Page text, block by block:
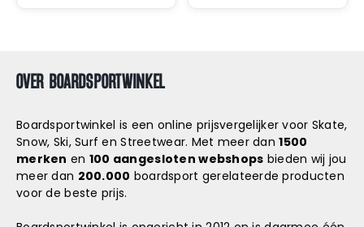
OVER BOARDSPORTWINKEL
Boardsportwinkel is een online prijsvergelijker voor Skate,
Snow, Ski, Surf en Streetwear. Met meer dan1500
merken en 100 aangesloten webshops bieden wij jou
meer dan 200.000 boardsport gerelateerde producten
voor de beste prijs.